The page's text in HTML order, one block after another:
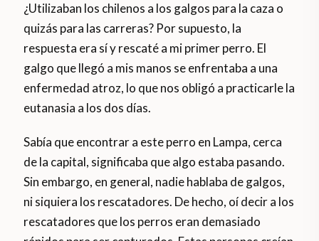
¿Utilizaban los chilenos a los galgos para la caza o
quizás para las carreras? Por supuesto, la
respuesta era sí y rescaté a mi primer perro. El
galgo que llegó a mis manos se enfrentaba a una
enfermedad atroz, lo que nos obligó a practicarle la
eutanasia a los dos días.
Sabía que encontrar a este perro en Lampa, cerca
de la capital, significaba que algo estaba pasando.
Sin embargo, en general, nadie hablaba de galgos,
ni siquiera los rescatadores. De hecho, oí decir a los
rescatadores que los perros eran demasiado